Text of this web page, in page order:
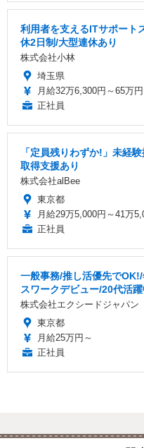
利用者を支えるITサポート
休2日制/大型連休あり
株式会社小林
埼玉県
月給32万6,300円～65万円
正社員
「定員残りわずか!」未経
取得支援あり
株式会社alBee
東京都
月給29万5,000円～41万
正社員
一般事務/推し活優先で
スワークデビュー/20代活躍
株式会社エクシードジャパン
東京都
月給25万円～
正社員